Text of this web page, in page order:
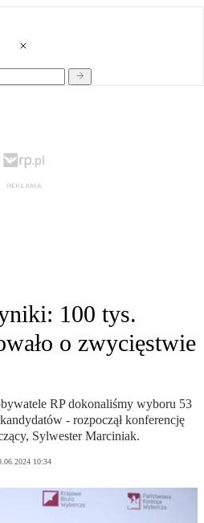
100 tys.
o zwycięstwie
RP dokonaliśmy wyboru 53
- rozpoczął konferencję
Sylwester Marciniak.
10:34